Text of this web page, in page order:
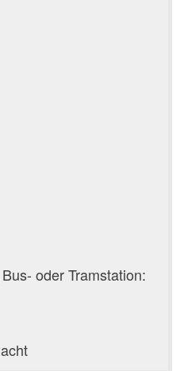
oder Tramstation: